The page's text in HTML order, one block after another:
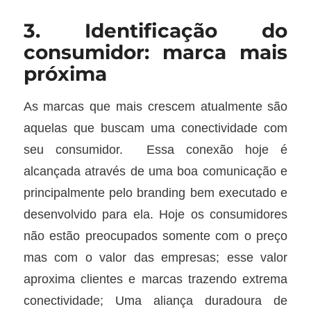
3. Identificação do
consumidor: marca mais
próxima
As marcas que mais crescem atualmente são
aquelas que buscam uma conectividade com
seu consumidor. Essa conexão hoje é
alcançada através de uma boa comunicação e
principalmente pelo branding bem executado e
desenvolvido para ela. Hoje os consumidores
não estão preocupados somente com o preço
mas com o valor das empresas; esse valor
aproxima clientes e marcas trazendo extrema
conectividade; Uma aliança duradoura de